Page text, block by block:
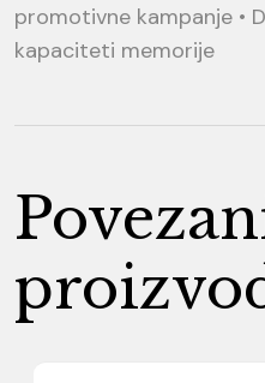
promotivne kampanje •
kapaciteti memorije